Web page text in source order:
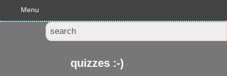
Menu
quizzes :-)